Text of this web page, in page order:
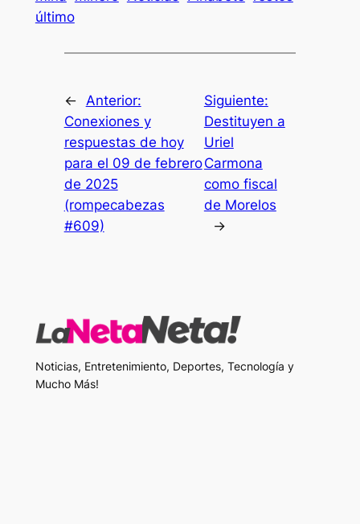
último
←
Anterior:
Conexiones y
respuestas de hoy
para el 09 de febrero
de 2025
(rompecabezas
#609)
Siguiente:
Destituyen a
Uriel
Carmona
como fiscal
de Morelos
→
Noticias, Entretenimiento, Deportes, Tecnología y
Mucho Más!